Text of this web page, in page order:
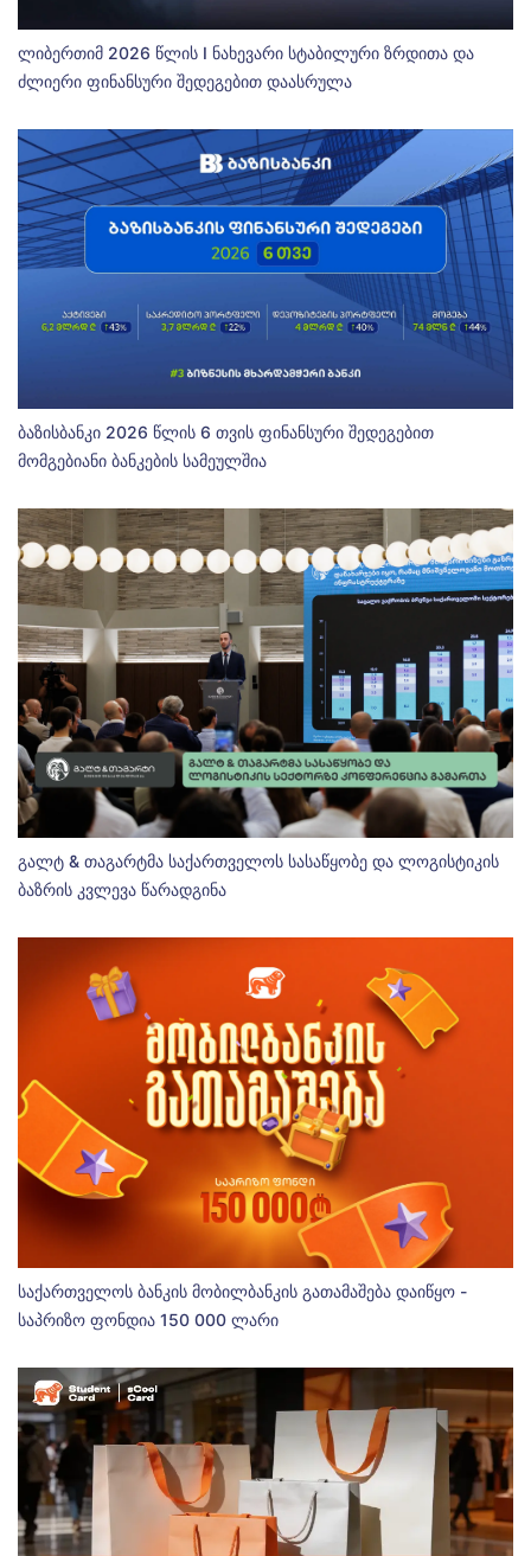
ლიბერთიმ 2026 წლის I ნახევარი სტაბილური ზრდითა და
ძლიერი ფინანსური შედეგებით დაასრულა
ბაზისბანკი 2026 წლის 6 თვის ფინანსური შედეგებით
მომგებიანი ბანკების სამეულშია
გალტ & თაგარტმა საქართველოს სასაწყობე და ლოგისტიკის
ბაზრის კვლევა წარადგინა
საქართველოს ბანკის მობილბანკის გათამაშება დაიწყო -
საპრიზო ფონდია 150 000 ლარი